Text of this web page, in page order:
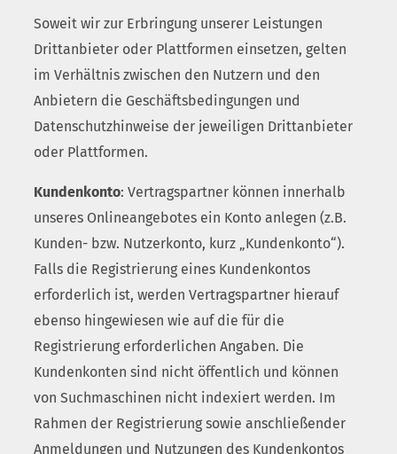
Soweit wir zur Erbringung unserer Leistungen
Drittanbieter oder Plattformen einsetzen, gelten
im Verhältnis zwischen den Nutzern und den
Anbietern die Geschäftsbedingungen und
Datenschutzhinweise der jeweiligen Drittanbieter
oder Plattformen.
Kundenkonto: Vertragspartner können innerhalb
unseres Onlineangebotes ein Konto anlegen (z.B.
Kunden- bzw. Nutzerkonto, kurz „Kundenkonto“).
Falls die Registrierung eines Kundenkontos
erforderlich ist, werden Vertragspartner hierauf
ebenso hingewiesen wie auf die für die
Registrierung erforderlichen Angaben. Die
Kundenkonten sind nicht öffentlich und können
von Suchmaschinen nicht indexiert werden. Im
Rahmen der Registrierung sowie anschließender
Anmeldungen und Nutzungen des Kundenkontos